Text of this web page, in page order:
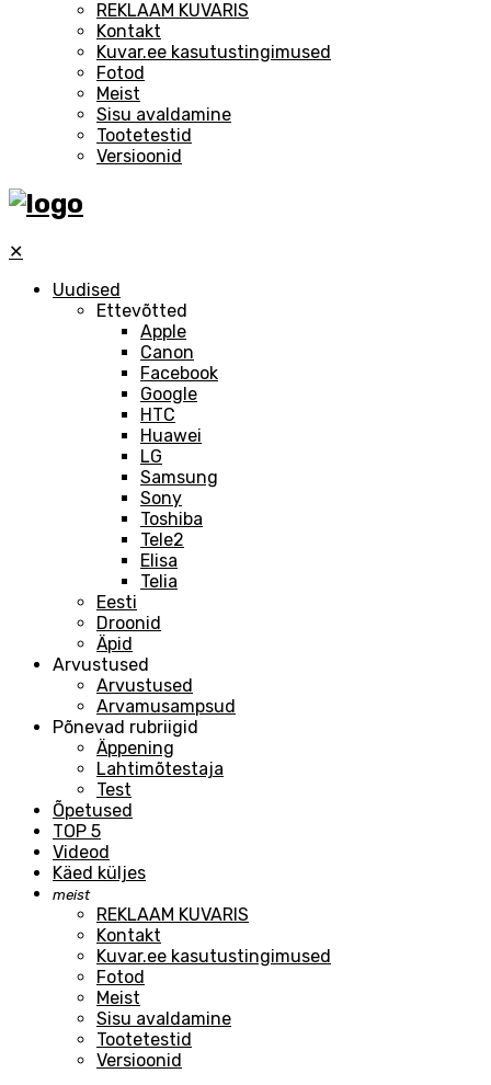
REKLAAM KUVARIS
Kontakt
Kuvar.ee kasutustingimused
Fotod
Meist
Sisu avaldamine
Tootetestid
Versioonid
✕
Uudised
Ettevõtted
Apple
Canon
Facebook
Google
HTC
Huawei
LG
Samsung
Sony
Toshiba
Tele2
Elisa
Telia
Eesti
Droonid
Äpid
Arvustused
Arvustused
Arvamusampsud
Põnevad rubriigid
Äppening
Lahtimõtestaja
Test
Õpetused
TOP 5
Videod
Käed küljes
meist
REKLAAM KUVARIS
Kontakt
Kuvar.ee kasutustingimused
Fotod
Meist
Sisu avaldamine
Tootetestid
Versioonid